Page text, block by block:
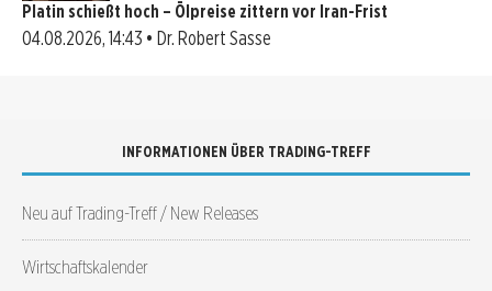
Platin schießt hoch – Ölpreise zittern vor Iran-Frist
04.08.2026, 14:43 • Dr. Robert Sasse
INFORMATIONEN ÜBER TRADING-TREFF
Neu auf Trading-Treff / New Releases
Wirtschaftskalender